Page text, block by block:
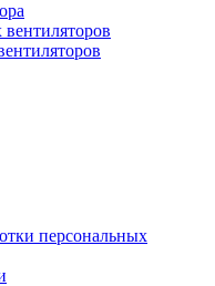
персональных